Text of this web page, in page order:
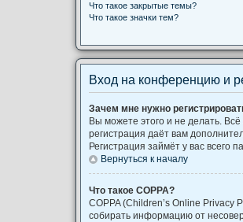
Что такое закрытые темы?
Что такое значки тем?
Вход на конференцию и
Зачем мне нужно
Вы можете этого и не делать.
регистрация даёт вам
Регистрация займёт у вас всего
Вернуться к началу
Что такое COPPA?
COPPA (Children’s Online Privacy
собирать информацию от